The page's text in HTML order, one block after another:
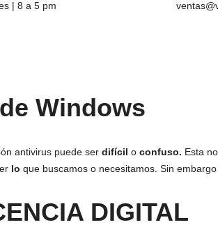
| 8 a 5 pm
Windows
antivirus puede ser difícil o confuso. Esta
lo que buscamos o necesitamos. Sin
DIGITAL